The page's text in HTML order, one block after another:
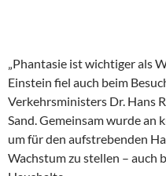
„Phantasie ist wichtiger als
Einstein fiel auch beim
Verkehrsministers Dr. Hans
Sand. Gemeinsam wurde an
um für den aufstrebenden
Wachstum zu stellen – auch